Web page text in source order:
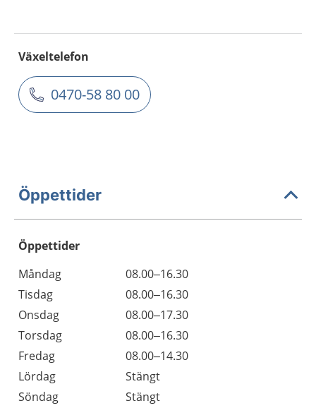
Växeltelefon
0470-58 80 00
Öppettider
Öppettider
Dag
Öppettider
Kommentarer
Måndag
08.00–16.30
Tisdag
08.00–16.30
Onsdag
08.00–17.30
Torsdag
08.00–16.30
Fredag
08.00–14.30
Lördag
Stängt
Söndag
Stängt